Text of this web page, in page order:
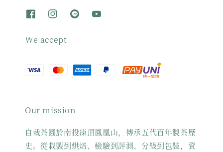
We accept
Our mission
自栽茶園於南投凍頂鳳凰山，傳承五代百年製茶歷
史。從栽製到烘焙、檢驗到評測、分級到包裝，資